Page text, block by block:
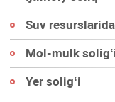
Suv
Mol-mulk
Yer soligʻi